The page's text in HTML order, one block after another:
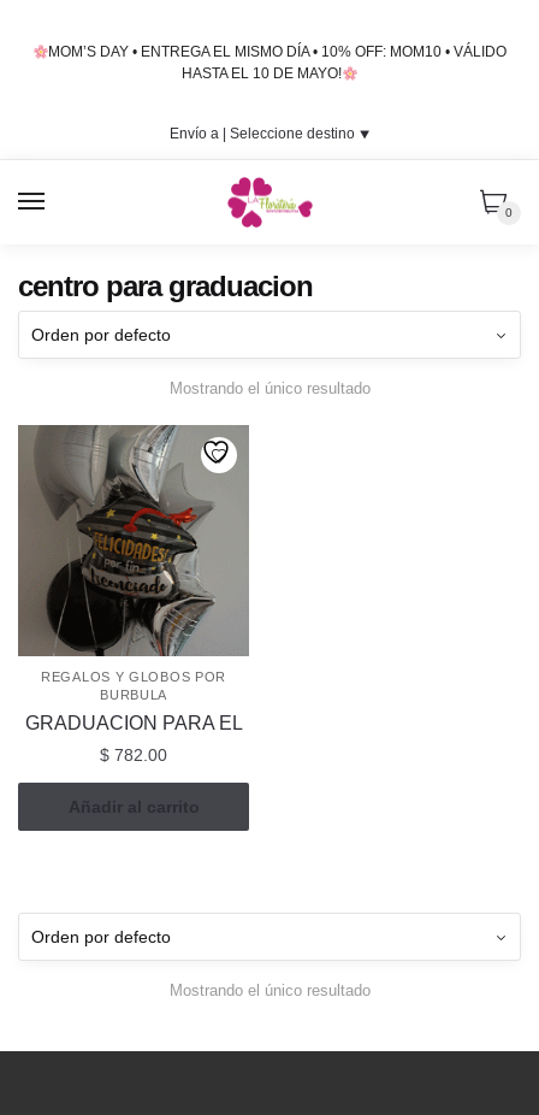
MOM’S DAY • ENTREGA EL MISMO DÍA • 10% OFF: MOM10 • VÁLIDO
HASTA EL 10 DE MAYO!
Envío a | Seleccione destino⯆
0
centro para graduacion
Mostrando el único resultado
REGALOS Y GLOBOS POR
BURBULA
GRADUACION PARA EL
$ 782.00
Añadir al carrito
Mostrando el único resultado